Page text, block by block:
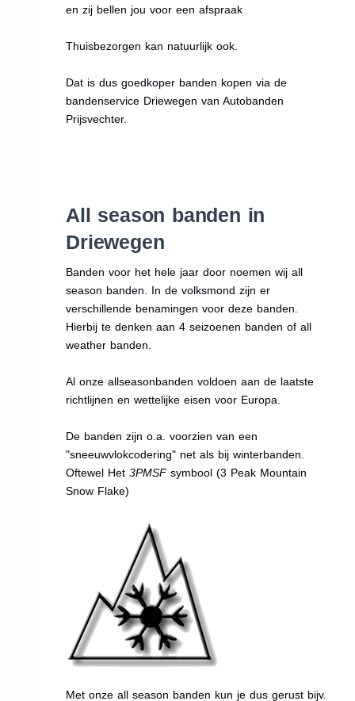
en zij bellen jou voor een afspraak
Thuisbezorgen kan natuurlijk ook.
Dat is dus goedkoper banden kopen via de
bandenservice Driewegen van Autobanden
Prijsvechter.
All season banden in
Driewegen
Banden voor het hele jaar door noemen wij all
season banden. In de volksmond zijn er
verschillende benamingen voor deze banden.
Hierbij te denken aan 4 seizoenen banden of all
weather banden.
Al onze allseasonbanden voldoen aan de laatste
richtlijnen en wettelijke eisen voor Europa.
De banden zijn o.a. voorzien van een
"sneeuwvlokcodering" net als bij winterbanden.
Oftewel Het3PMSFsymbool (3 Peak Mountain
Snow Flake)
Met onze all season banden kun je dus gerust bijv.